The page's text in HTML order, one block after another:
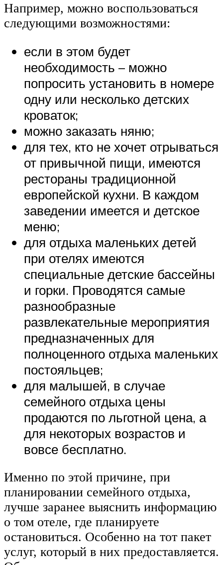
Например, можно воспользоваться
следующими возможностями:
если в этом будет
необходимость – можно
попросить установить в номере
одну или несколько детских
кроваток;
можно заказать няню;
для тех, кто не хочет отрываться
от привычной пищи, имеются
рестораны традиционной
европейской кухни. В каждом
заведении имеется и детское
меню;
для отдыха маленьких детей
при отелях имеются
специальные детские бассейны
и горки. Проводятся самые
разнообразные
развлекательные мероприятия
предназначенных для
полноценного отдыха маленьких
постояльцев;
для малышей, в случае
семейного отдыха цены
продаются по льготной цена, а
для некоторых возрастов и
вовсе бесплатно.
Именно по этой причине, при
планировании семейного отдыха,
лучше заранее выяснить информацию
о том отеле, где планируете
остановиться. Особенно на тот пакет
услуг, который в них предоставляется.